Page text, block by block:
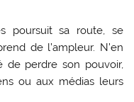
poursuit sa route, se
de l’ampleur. N’en
de perdre son pouvoir,
ou aux médias leurs